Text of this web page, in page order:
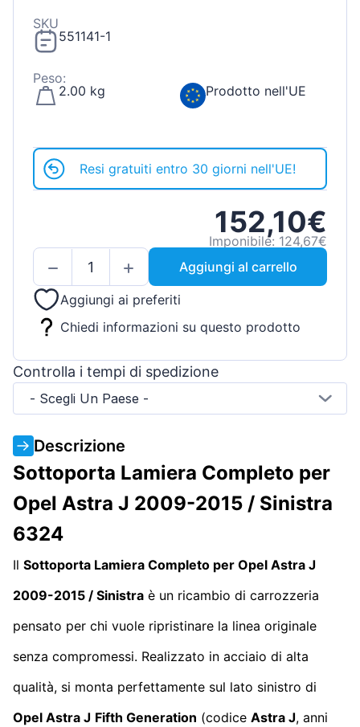
SKU
551141-1
Peso:
2.00 kg
Prodotto nell'UE
Resi gratuiti entro 30 giorni nell'UE!
152,10€
Imponibile: 124,67€
Aggiungi al carrello
Aggiungi ai preferiti
Chiedi informazioni su questo prodotto
Controlla i tempi di spedizione
- Scegli Un Paese -
Descrizione
Sottoporta Lamiera Completo per
Opel Astra J 2009-2015 / Sinistra
6324
Il Sottoporta Lamiera Completo per Opel Astra J
2009-2015 / Sinistra è un ricambio di carrozzeria
pensato per chi vuole ripristinare la linea originale
senza compromessi. Realizzato in acciaio di alta
qualità, si monta perfettamente sul lato sinistro di
Opel Astra J Fifth Generation (codice Astra J, anni